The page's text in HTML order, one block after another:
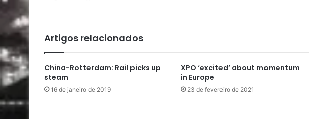
Artigos relacionados
China-Rotterdam: Rail picks up
steam
16 de janeiro de 2019
XPO ‘excited’ about momentum
in Europe
23 de fevereiro de 2021